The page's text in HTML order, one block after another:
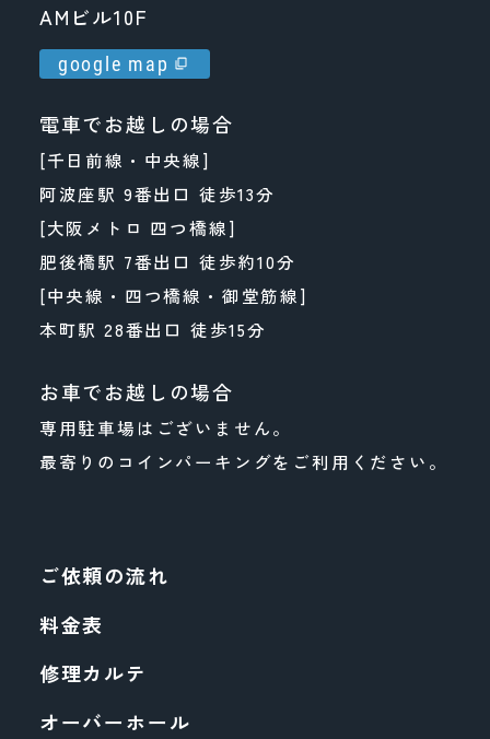
AMビル10F
google map
電車でお越しの場合
[千日前線・中央線]
阿波座駅 9番出口 徒歩13分
[大阪メトロ 四つ橋線]
肥後橋駅 7番出口 徒歩約10分
[中央線・四つ橋線・御堂筋線]
本町駅 28番出口 徒歩15分
お車でお越しの場合
専用駐車場はございません。
最寄りのコインパーキングをご利用ください。
ご依頼の流れ
料金表
修理カルテ
オーバーホール